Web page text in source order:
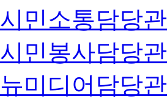
시민소통담당관
시민봉사담당관
뉴미디어담당관